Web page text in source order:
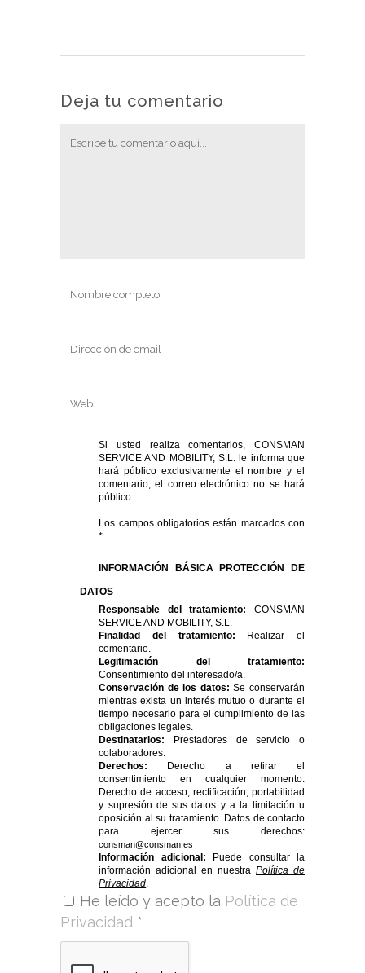
Deja tu comentario
Si usted realiza comentarios, CONSMAN
SERVICE AND MOBILITY, S.L. le informa que
hará público exclusivamente el nombre y el
comentario, el correo electrónico no se hará
público.
Los campos obligatorios están marcados con
*.
INFORMACIÓN BÁSICA PROTECCIÓN DE
DATOS
Responsable del tratamiento:
CONSMAN
SERVICE AND MOBILITY, S.L.
Finalidad del tratamiento: Realizar el
comentario.
Legitimación del tratamiento:
Consentimiento del interesado/a.
Conservación de los datos: Se conservarán
mientras exista un interés mutuo o durante el
tiempo necesario para el cumplimiento de las
obligaciones legales.
Destinatarios: Prestadores de servicio o
colaboradores.
Derechos: Derecho a retirar el
consentimiento en cualquier momento.
Derecho de acceso, rectificación, portabilidad
y supresión de sus datos y a la limitación u
oposición al su tratamiento. Datos de contacto
para ejercer sus derechos:
consman@consman.es
Información adicional: Puede consultar la
información adicional en nuestraPolítica de
Privacidad
He leído y acepto la Política de
Privacidad *